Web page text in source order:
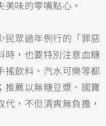
美味的零嘴點心。
民眾過年例行的「罪惡
時，也要特別注意血糖
搖飲料、汽水可樂等都
推薦以無糖豆漿、國寶
，不但清爽無負擔，